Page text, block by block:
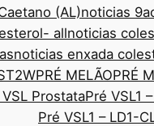
(AL)noticias
allnoticias
noticias enxada
PRÉ MELÃOPRÉ
ProstataPré VSL1
Pré VSL1 – LD1-